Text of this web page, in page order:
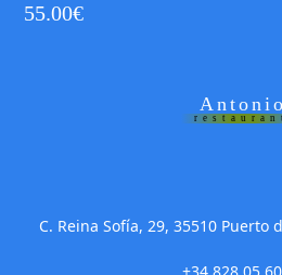
55.00€
Antonio
C. Reina Sofía, 29, 35510 Puerto